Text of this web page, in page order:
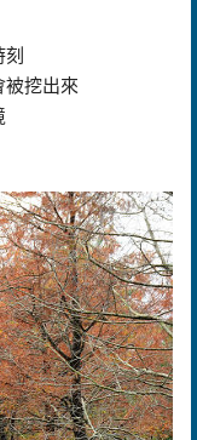
被挖出來